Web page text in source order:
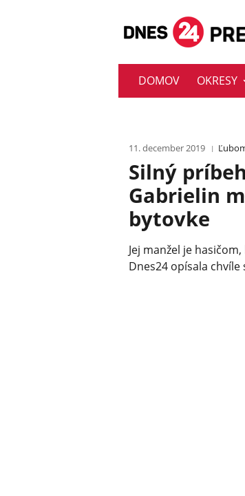
DOMOV OKRESY
11. december 2019
Silný
Gabrielin
bytovke
Jej manžel je
Dnes24 opísala